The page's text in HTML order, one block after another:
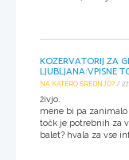
KOZERVATORIJ ZA
LJUBLJANA:VPISNE
NA KATERO SREDNJO? /
živjo.
mene bi pa
točk je potrebnih za
balet? hvala za vse